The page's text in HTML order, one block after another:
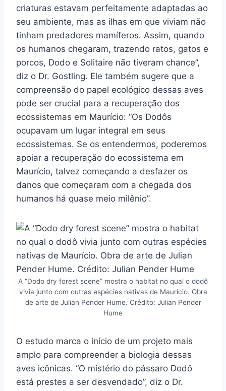
criaturas estavam perfeitamente adaptadas ao
seu ambiente, mas as ilhas em que viviam não
tinham predadores mamíferos. Assim, quando
os humanos chegaram, trazendo ratos, gatos e
porcos, Dodo e Solitaire não tiveram chance”,
diz o Dr. Gostling. Ele também sugere que a
compreensão do papel ecológico dessas aves
pode ser crucial para a recuperação dos
ecossistemas em Maurício: “Os Dodôs
ocupavam um lugar integral em seus
ecossistemas. Se os entendermos, poderemos
apoiar a recuperação do ecossistema em
Maurício, talvez começando a desfazer os
danos que começaram com a chegada dos
humanos há quase meio milênio”.
A “Dodo dry forest scene” mostra o habitat no qual o dodô
vivia junto com outras espécies nativas de Maurício. Obra
de arte de Julian Pender Hume. Crédito: Julian Pender
Hume
O estudo marca o início de um projeto mais
amplo para compreender a biologia dessas
aves icônicas. “O mistério do pássaro Dodô
está prestes a ser desvendado”, diz o Dr.